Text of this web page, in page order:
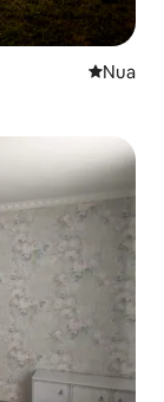
Áit nua
Nua